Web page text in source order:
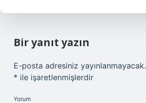
Bir yanıt yazın
E-posta adresiniz yayınlanmayacak.
* ile işaretlenmişlerdir
Yorum